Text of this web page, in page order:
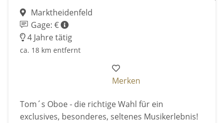
Marktheidenfeld
Gage: €
4 Jahre tätig
ca. 18 km entfernt
Merken
Tom´s Oboe - die richtige Wahl für ein
exclusives, besonderes, seltenes Musikerlebnis!